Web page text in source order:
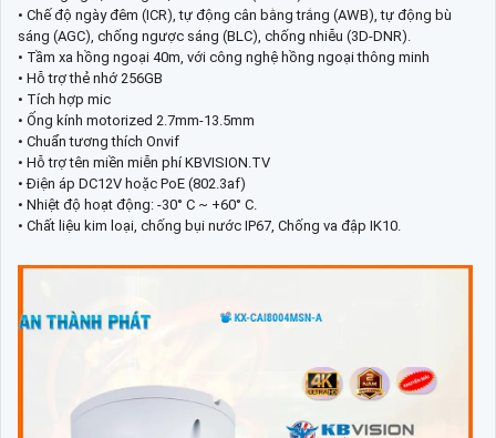
• Chế độ ngày đêm (ICR), tự động cân bằng trắng (AWB), tự động bù
sáng (AGC), chống ngược sáng (BLC), chống nhiễu (3D-DNR).
• Tầm xa hồng ngoại 40m, với công nghệ hồng ngoại thông minh
• Hỗ trợ thẻ nhớ 256GB
• Tích hợp mic
• Ống kính motorized 2.7mm-13.5mm
• Chuẩn tương thích Onvif
• Hỗ trợ tên miền miễn phí KBVISION.TV
• Điện áp DC12V hoặc PoE (802.3af)
• Nhiệt độ hoạt động: -30° C ~ +60° C.
• Chất liệu kim loại, chống bụi nước IP67, Chống va đập IK10.